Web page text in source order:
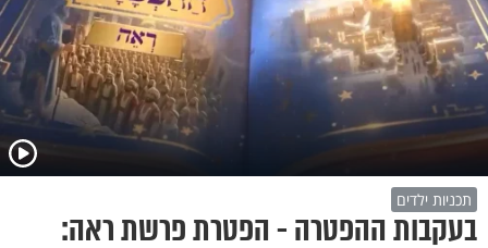
תכניות ילדים
בעקבות ההפטרה - הפטרת פרשת ראה: